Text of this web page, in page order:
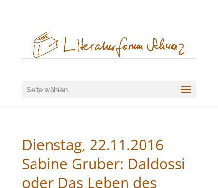
Seite wählen
Dienstag, 22.11.2016
Sabine Gruber: Daldossi
oder Das Leben des